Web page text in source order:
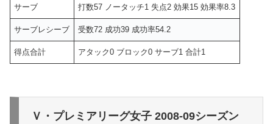
サーブ 打数57 ノータッチ1 失点2 効果15 効果率8.3
サーブレシーブ 受数72 成功39 成功率54.2
得点合計 アタック0 ブロック0 サーブ1 合計1
Ｖ・プレミアリーグ女子 2008-09シーズン